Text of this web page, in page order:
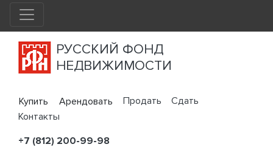
РУССКИЙ ФОНД
НЕДВИЖИМОСТИ
Купить Арендовать Продать
Сдать
Контакты
+7 (812) 200-99-98